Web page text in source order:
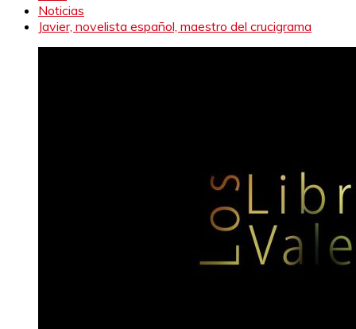
Noticias
Javier, novelista español, maestro del crucigrama